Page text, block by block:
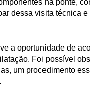
na ponte,
dessa visita técnica
a oportunidade de
Foi possível
um procedimento